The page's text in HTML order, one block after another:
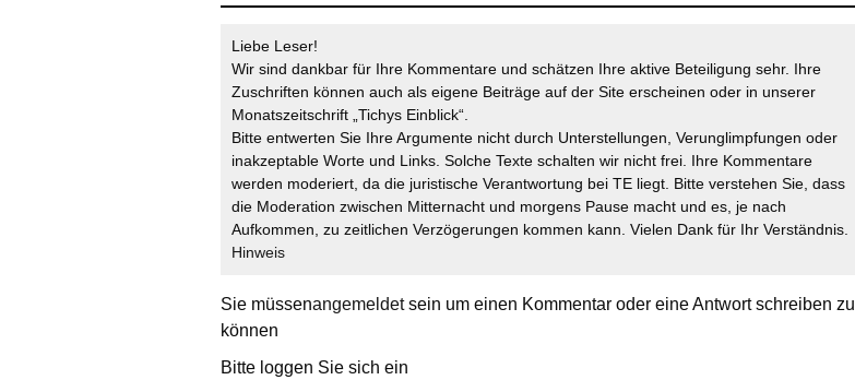
Liebe Leser!
Wir sind dankbar für Ihre Kommentare und schätzen Ihre aktive Beteiligung sehr. Ihre
Zuschriften können auch als eigene Beiträge auf der Site erscheinen oder in unserer
Monatszeitschrift „Tichys Einblick“.
Bitte entwerten Sie Ihre Argumente nicht durch Unterstellungen, Verunglimpfungen oder
inakzeptable Worte und Links. Solche Texte schalten wir nicht frei. Ihre Kommentare
werden moderiert, da die juristische Verantwortung bei TE liegt. Bitte verstehen Sie, dass
die Moderation zwischen Mitternacht und morgens Pause macht und es, je nach
Aufkommen, zu zeitlichen Verzögerungen kommen kann. Vielen Dank für Ihr Verständnis.
Hinweis
Sie müssenangemeldetsein um einen Kommentar oder eine Antwort schreiben zu
können
Bitte loggen Sie sich ein